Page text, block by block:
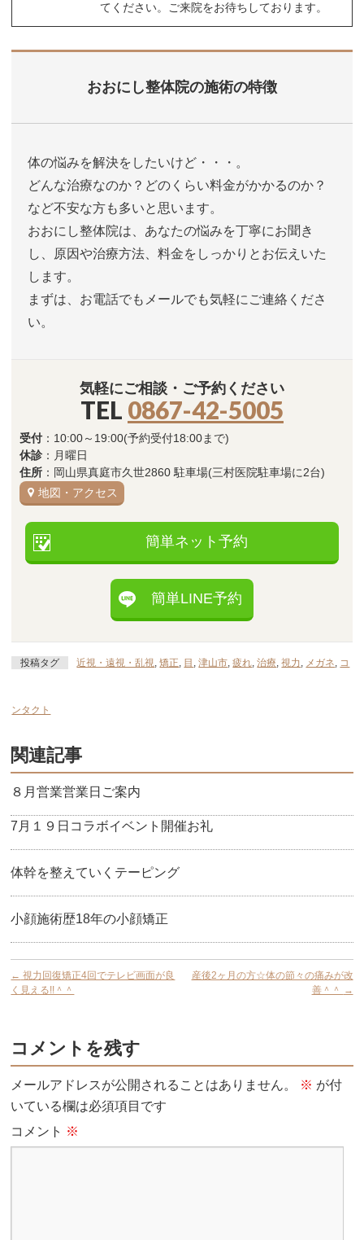
てください。ご来院をお待ちしております。
おおにし整体院の施術の特徴
体の悩みを解決をしたいけど・・・。
どんな治療なのか？どのくらい料金がかかるのか？
など不安な方も多いと思います。
おおにし整体院は、あなたの悩みを丁寧にお聞き
し、原因や治療方法、料金をしっかりとお伝えいた
します。
まずは、お電話でもメールでも気軽にご連絡くださ
い。
気軽にご相談・ご予約ください
TEL 0867-42-5005
受付 ：10:00～19:00(予約受付18:00まで)
休診 ：月曜日
住所 ：岡山県真庭市久世2860 駐車場(三村医院駐車場に2台)
地図・アクセス
簡単ネット予約
簡単LINE予約
投稿タグ 近視・遠視・乱視,矯正, 目 ,津山市,疲れ,治療,視力, メガネ, コ
ンタクト
関連記事
８月営業営業日ご案内
7月１９日コラボイベント開催お礼
体幹を整えていくテーピング
小顔施術歴18年の小顔矯正
← 視力回復矯正4回でテレビ画面が良
く見える!!＾＾
産後2ヶ月の方☆体の節々の痛みが改
善＾＾
→
コメントを残す
メールアドレスが公開されることはありません。 ※ が付
いている欄は必須項目です
コメント ※